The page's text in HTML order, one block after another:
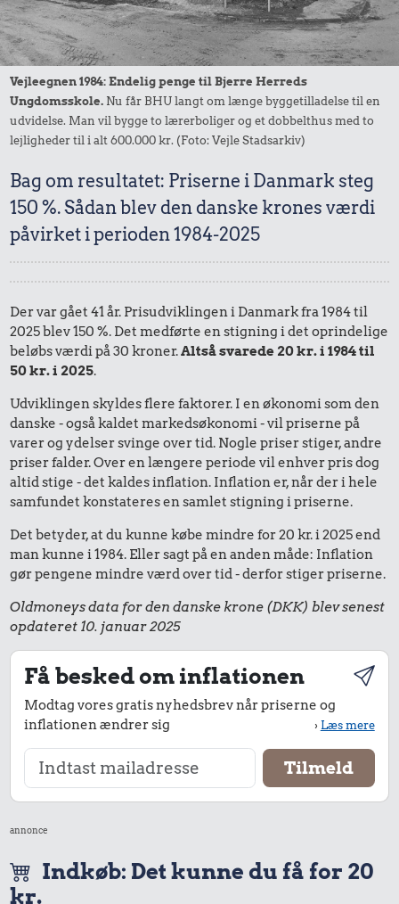
Vejleegnen 1984: Endelig penge til Bjerre Herreds
Ungdomsskole. Nu får BHU langt om længe byggetilladelse til en
udvidelse. Man vil bygge to lærerboliger og et dobbelthus med to
lejligheder til i alt 600.000 kr. (Foto: Vejle Stadsarkiv)
Bag om resultatet: Priserne i Danmark steg
150 %. Sådan blev den danske krones værdi
påvirket i perioden 1984-2025
Der var gået 41 år. Prisudviklingen i Danmark fra 1984 til
2025 blev 150 %. Det medførte en stigning i det oprindelige
beløbs værdi på 30 kroner.Altså svarede 20 kr. i 1984 til
50 kr. i 2025.
Udviklingen skyldes flere faktorer. I en økonomi som den
danske - også kaldet markedsøkonomi - vil priserne på
varer og ydelser svinge over tid. Nogle priser stiger, andre
priser falder. Over en længere periode vil enhver pris dog
altid stige - det kaldes inflation. Inflation er, når der i hele
samfundet konstateres en samlet stigning i priserne.
Det betyder, at du kunne købe mindre for 20 kr. i 2025 end
man kunne i 1984. Eller sagt på en anden måde: Inflation
gør pengene mindre værd over tid - derfor stiger priserne.
Oldmoneys data for den danske krone (DKK) blev senest
opdateret 10. januar 2025
Få besked om inflationen
Modtag vores gratis nyhedsbrev når priserne og
inflationen ændrer sig
›Læs mere
annonce
Indkøb: Det kunne du få for 20
kr.